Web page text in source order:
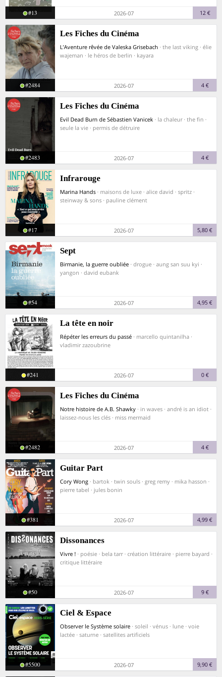
#13 2026-07 12 €
Les Fiches du Cinéma
L’Aventure rêvée de Valeska Grisebach · the last viking · élie
wajeman · le héros de berlin · kayara
#2484 2026-07 4 €
Les Fiches du Cinéma
Evil Dead Burn de Sébastien Vanicek · la chaleur · the fin ·
seule la vie · permis de détruire
#2483 2026-07 4 €
Infrarouge
Marina Hands · maisons de luxe · alice david · spritz ·
steinway & sons · pauline clément
#17 2026-07 5,80 €
Sept
Birmanie, la guerre oubliée · drogue · aung san suu kyi ·
yangon · david eubank
#54 2026-07 4,95 €
La tête en noir
Répéter les erreurs du passé · marcello quintanilha ·
vladimir zazoubrine
#241 2026-07 0 €
Les Fiches du Cinéma
Notre histoire de A.B. Shawky · in waves · andré is an idiot ·
laissez-nous les clés · miss mermaid
#2482 2026-07 4 €
Guitar Part
Cory Wong · bartok · twin souls · greg remy · mika hasson ·
pierre tabel · jules bonin
#381 2026-07 4,99 €
Dissonances
Vivre ! · poésie · bela tarr · création littéraire · pierre bayard ·
critique littéraire
#50 2026-07 9 €
Ciel & Espace
Observer le Système solaire · soleil · vénus · lune · voie
lactée · saturne · satellites artificiels
#5500 2026-07 9,90 €